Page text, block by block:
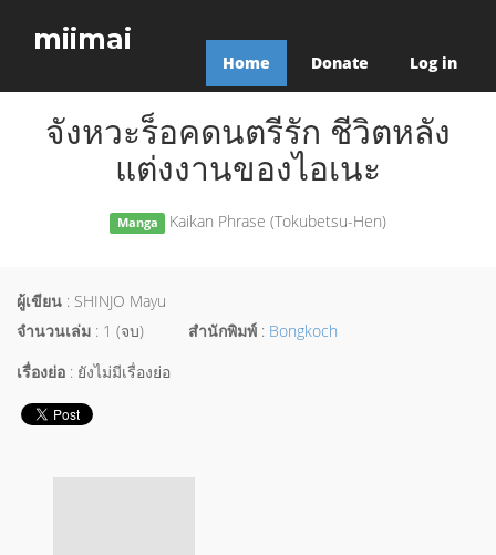
miimai
Home Donate Log in
จังหวะร็อคดนตรีรัก ชีวิตหลัง
แต่งงานของไอเนะ
Manga Kaikan Phrase (Tokubetsu-Hen)
ผู้เขียน : SHINJO Mayu
จำนวนเล่ม : 1 (จบ) สำนักพิมพ์ : Bongkoch
เรื่องย่อ : ยังไม่มีเรื่องย่อ